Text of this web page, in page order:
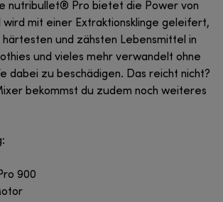
nutribullet® Pro bietet die Power von
wird mit einer Extraktionsklinge geleifert,
und zähsten Lebensmittel in
und vieles mehr verwandelt ohne
dabei zu beschädigen. Das reicht nicht?
bekommst du zudem noch weiteres
900